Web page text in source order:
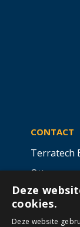
CONTACT
Terratech
Deze
cookies.
Deze website